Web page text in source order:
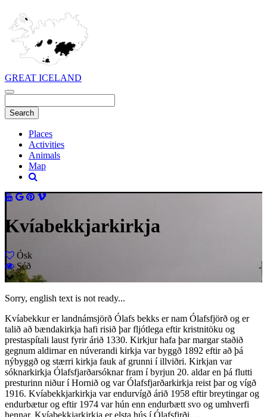
GREAT ICELAND
Places
Activities
Animals
Map
Kvíabekkjarkirkja
Ósk
Séð
Sorry, english text is not ready...
Kvíabekkur er landnámsjörð Ólafs bekks er nam Ólafsfjörð og er
talið að bændakirkja hafi risið þar fljótlega eftir kristnitöku og
prestaspítali laust fyrir árið 1330. Kirkjur hafa þar margar staðið
gegnum aldirnar en núverandi kirkja var byggð 1892 eftir að þá
nýbyggð og stærri kirkja fauk af grunni í illviðri. Kirkjan var
sóknarkirkja Ólafsfjarðarsóknar fram í byrjun 20. aldar en þá flutti
presturinn niður í Hornið og var Ólafsfjarðarkirkja reist þar og vígð
1916. Kvíabekkjarkirkja var endurvígð árið 1958 eftir breytingar og
endurbætur og eftir 1974 var hún enn endurbætt svo og umhverfi
hennar. Kvíabekkjarkirkja er elsta hús í Ólafsfirði. …